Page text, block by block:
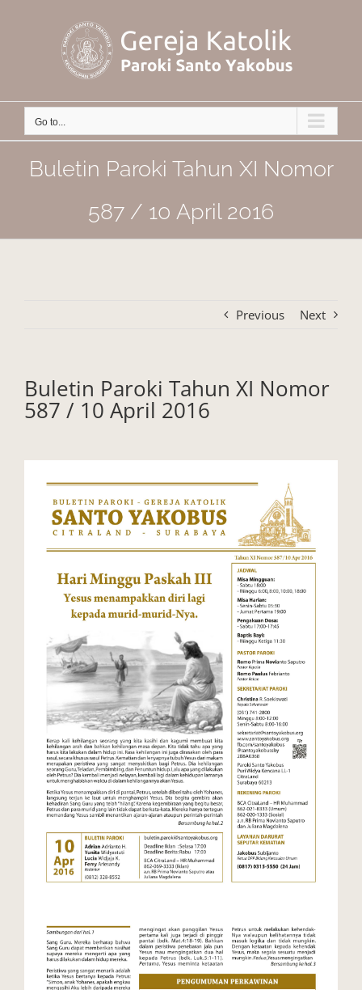
Go to...
Buletin Paroki Tahun XI Nomor
587 / 10 April 2016
Previous Next
Buletin Paroki Tahun XI Nomor
587 / 10 April 2016